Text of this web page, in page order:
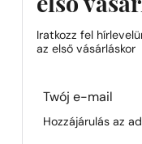
első
Iratkozz fel
az első vásárláskor
Section
Hozzájárulás az